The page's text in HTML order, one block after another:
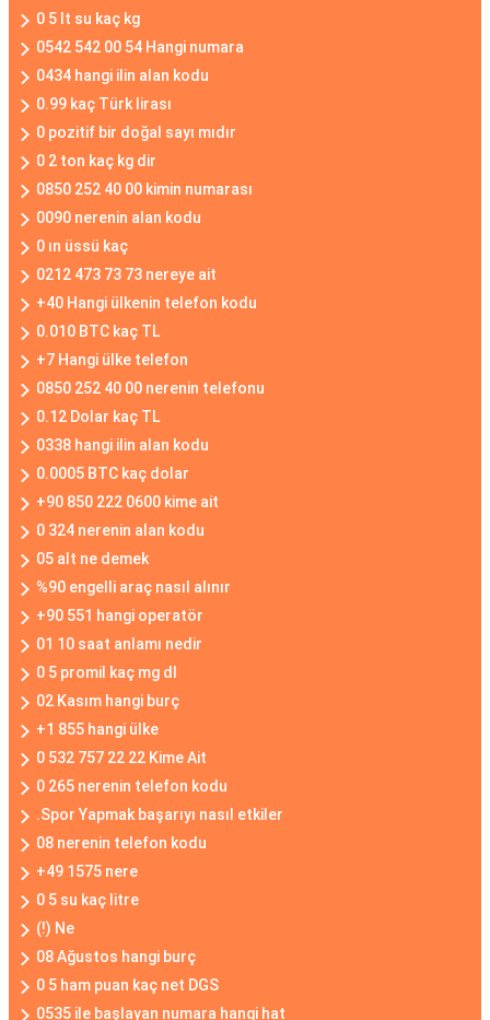
0 5 lt su kaç kg
0542 542 00 54 Hangi numara
0434 hangi ilin alan kodu
0.99 kaç Türk lirası
0 pozitif bir doğal sayı mıdır
0 2 ton kaç kg dir
0850 252 40 00 kimin numarası
0090 nerenin alan kodu
0 ın üssü kaç
0212 473 73 73 nereye ait
+40 Hangi ülkenin telefon kodu
0.010 BTC kaç TL
+7 Hangi ülke telefon
0850 252 40 00 nerenin telefonu
0.12 Dolar kaç TL
0338 hangi ilin alan kodu
0.0005 BTC kaç dolar
+90 850 222 0600 kime ait
0 324 nerenin alan kodu
05 alt ne demek
%90 engelli araç nasıl alınır
+90 551 hangi operatör
01 10 saat anlamı nedir
0 5 promil kaç mg dl
02 Kasım hangi burç
+1 855 hangi ülke
0 532 757 22 22 Kime Ait
0 265 nerenin telefon kodu
.Spor Yapmak başarıyı nasıl etkiler
08 nerenin telefon kodu
+49 1575 nere
0 5 su kaç litre
(!) Ne
08 Ağustos hangi burç
0 5 ham puan kaç net DGS
0535 ile başlayan numara hangi hat